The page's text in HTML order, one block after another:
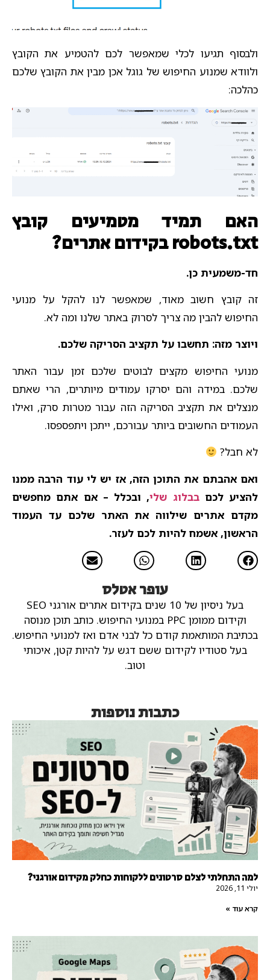
ולבסוף תגיעו לכלי שמאפשר לכם להטמיע את הקובץ
ולוודא שמנוע החיפוש של גוגל אכן מבין את הקובץ שלכם
כהלכה:
האם תמיד מטמיעים קובץ
robots.txt בקידום אתרים?
חד-משמעית כן.
זה קובץ חשוב מאוד, שמאפשר לנו להקל על מנועי
החיפוש להבין מה צריך לסרוק באתר שלנו ומה לא.
ויוצר מזה: תחשבו על תקציב הסריקה שלכם.
מנועי החיפוש מקצים לבוטים שלכם זמן עבור האתר
שלכם. במידה והם יסרקו עמודים מיותרים, הרי שאתם
מנצלים את תקציב הסריקה הזה עבור מטרות סרק, ואילו
העמודים החשובים ביותר עבורכם, ייתכן ויתפספסו.
לא חבל?
ואם אהבתם את התוכן הזה, אז יש לי עוד הרבה ממנו
להציע לכםבבלוג שלי, ובכלל – אם אתם מחפשים
מקדם אתרים שילווה את האתר שלכם עד העמוד
הראשון, אשמח להיות לכם לעזר.
עופר אטלס
בעל ניסיון של 10 שנים בקידום אתרים אורגני SEO
וקידום ממומן PPC במנועי החיפוש.
כותב תוכן מנוסה
בכתיבת המותאמת קודם כל לבני אדם ואז למנועי החיפוש.
בעל סטודיו לקידום ששם דגש על להיות קטן, איכותי
וטוב.
כתבות נוספות
למה התחלתי לצלם סרטונים ללקוחות כחלק מקידום אורגני?
יולי 11, 2026
קרא עוד »